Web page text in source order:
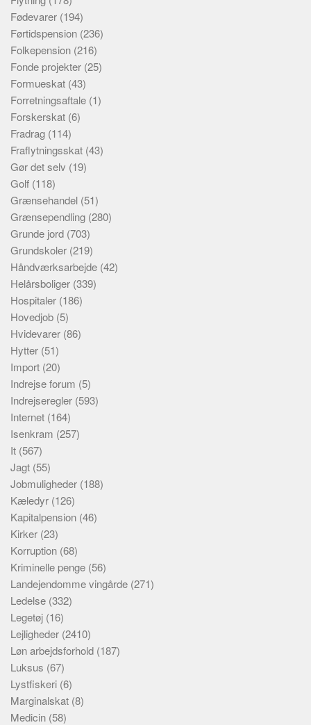
Fødevarer (194)
Førtidspension (236)
Folkepension (216)
Fonde projekter (25)
Formueskat (43)
Forretningsaftale (1)
Forskerskat (6)
Fradrag (114)
Fraflytningsskat (43)
Gør det selv (19)
Golf (118)
Grænsehandel (51)
Grænsependling (280)
Grunde jord (703)
Grundskoler (219)
Håndværksarbejde (42)
Helårsboliger (339)
Hospitaler (186)
Hovedjob (5)
Hvidevarer (86)
Hytter (51)
Import (20)
Indrejse forum (5)
Indrejseregler (593)
Internet (164)
Isenkram (257)
It (567)
Jagt (55)
Jobmuligheder (188)
Kæledyr (126)
Kapitalpension (46)
Kirker (23)
Korruption (68)
Kriminelle penge (56)
Landejendomme vingårde (271)
Ledelse (332)
Legetøj (16)
Lejligheder (2410)
Løn arbejdsforhold (187)
Luksus (67)
Lystfiskeri (6)
Marginalskat (8)
Medicin (58)